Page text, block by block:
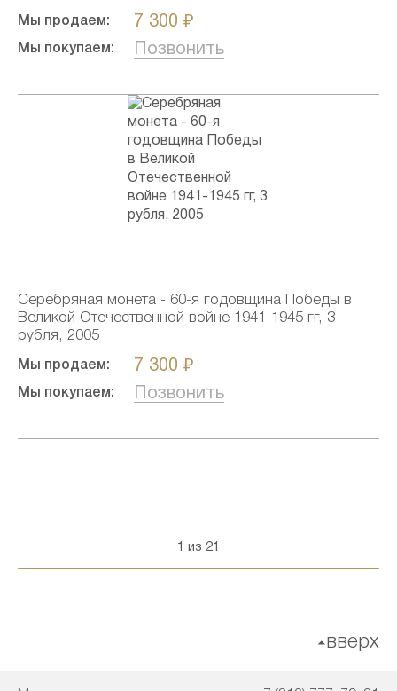
Мы продаем: 7 300 ₽
Мы покупаем: Позвонить
Серебряная монета - 60-я годовщина Победы в
Великой Отечественной войне 1941-1945 гг, 3
рубля, 2005
Мы продаем: 7 300 ₽
Мы покупаем: Позвонить
1 из 21
вверх